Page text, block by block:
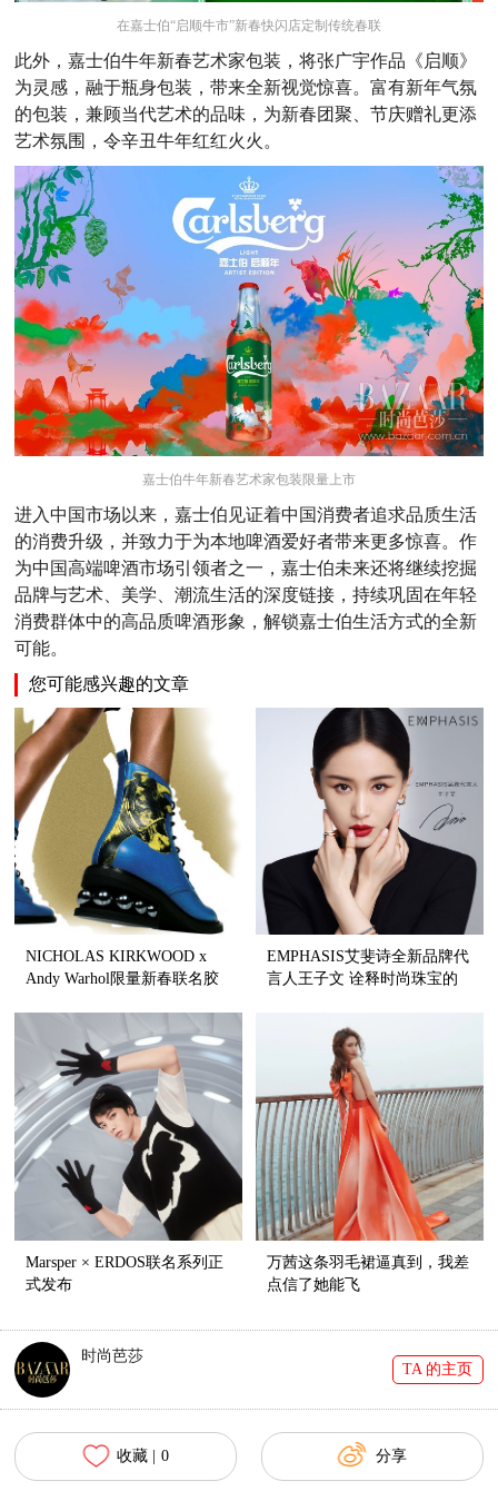
在嘉士伯“启顺牛市”新春快闪店定制传统春联
此外，嘉士伯牛年新春艺术家包装，将张广宇作品《启顺》
为灵感，融于瓶身包装，带来全新视觉惊喜。富有新年气氛
的包装，兼顾当代艺术的品味，为新春团聚、节庆赠礼更添
艺术氛围，令辛丑牛年红红火火。
嘉士伯牛年新春艺术家包装限量上市
进入中国市场以来，嘉士伯见证着中国消费者追求品质生活
的消费升级，并致力于为本地啤酒爱好者带来更多惊喜。作
为中国高端啤酒市场引领者之一，嘉士伯未来还将继续挖掘
品牌与艺术、美学、潮流生活的深度链接，持续巩固在年轻
消费群体中的高品质啤酒形象，解锁嘉士伯生活方式的全新
可能。
您可能感兴趣的文章
NICHOLAS KIRKWOOD x
Andy Warhol限量新春联名胶
EMPHASIS艾斐诗全新品牌代
言人王子文 诠释时尚珠宝的
Marsper × ERDOS联名系列正
式发布
万茜这条羽毛裙逼真到，我差
点信了她能飞
时尚芭莎
TA 的主页
收藏 | 0 分享